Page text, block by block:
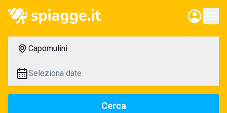
Capomulini
Seleziona date
Cerca